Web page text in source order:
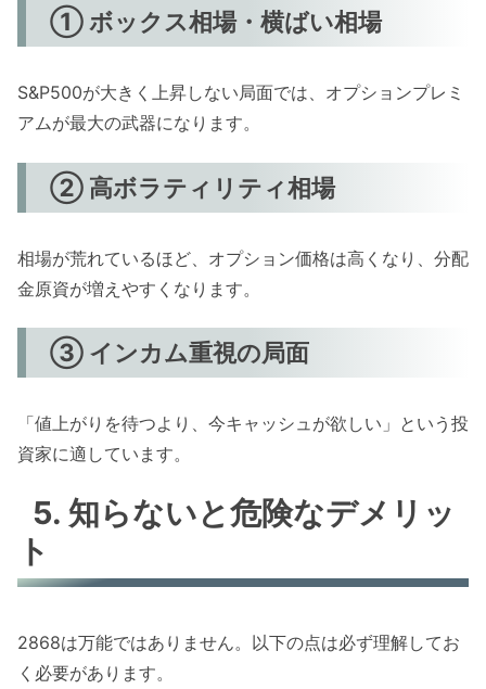
① ボックス相場・横ばい相場
S&P500が大きく上昇しない局面では、オプションプレミ
アムが最大の武器になります。
② 高ボラティリティ相場
相場が荒れているほど、オプション価格は高くなり、分配
金原資が増えやすくなります。
③ インカム重視の局面
「値上がりを待つより、今キャッシュが欲しい」という投
資家に適しています。
5. 知らないと危険なデメリッ
ト
2868は万能ではありません。以下の点は必ず理解してお
く必要があります。